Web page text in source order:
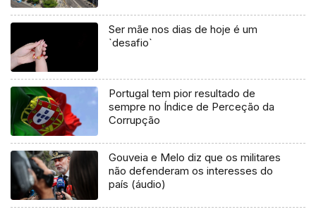
Ser mãe nos dias de hoje é um
`desafio`
Portugal tem pior resultado de
sempre no Índice de Perceção da
Corrupção
Gouveia e Melo diz que os militares
não defenderam os interesses do
país (áudio)